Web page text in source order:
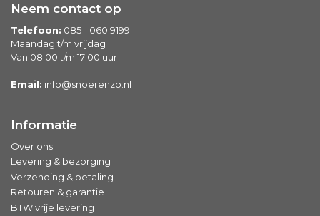
Neem contact op
Telefoon: 085 - 060 9199
Maandag t/m vrijdag
Van 08:00 t/m 17:00 uur
Email: info@snoerenzo.nl
Informatie
Over ons
Levering & bezorging
Verzending & betaling
Retouren & garantie
BTW vrije levering